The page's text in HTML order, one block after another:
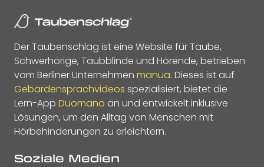
Der Taubenschlag ist eine Website für Taube,
Schwerhörige, Taubblinde und Hörende, betrieben
vom Berliner Unternehmen manua. Dieses ist auf
Gebärdensprachvideos spezialisiert, bietet die
Lern-App Duomano an und entwickelt inklusive
Lösungen, um den Alltag von Menschen mit
Hörbehinderungen zu erleichtern.
Soziale Medien